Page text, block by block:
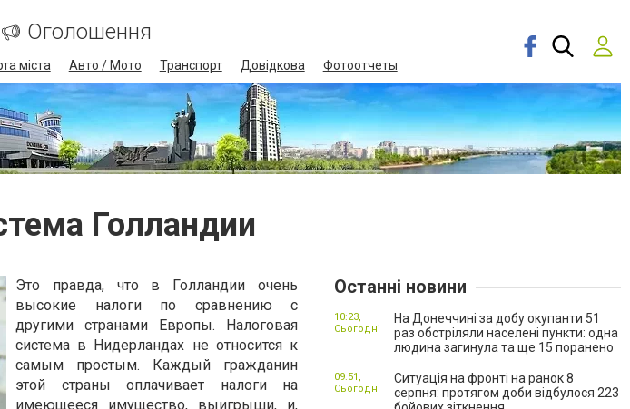
Оголошення
міста Авто / Мото Транспорт Довідкова Фотоотчеты
Голландии
Это правда, что в Голландии очень
высокие налоги по сравнению с
другими странами Европы. Налоговая
система в Нидерландах не относится к
самым простым. Каждый гражданин
этой страны оплачивает налоги на
имеющееся имущество, выигрыши, и,
Останні новини
На Донеччині за добу окупанти 51
раз обстріляли населені пункти: одна
людина загинула та ще 15 поранено
10:23,
Сьогодні
Ситуація на фронті на ранок 8
серпня: протягом доби відбулося 223
09:51,
Сьогодні